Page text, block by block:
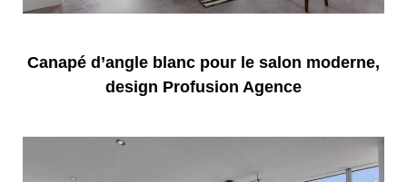
Canapé d’angle blanc pour le salon moderne,
design Profusion Agence